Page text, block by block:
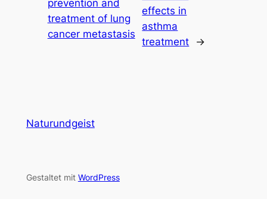
prevention and
treatment of lung
cancer metastasis
effects in
asthma
treatment
→
Naturundgeist
Gestaltet mit WordPress